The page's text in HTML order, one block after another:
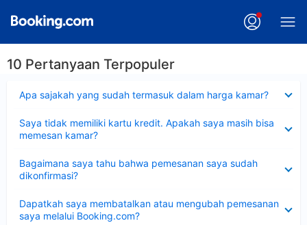
10 Pertanyaan Terpopuler
Apa sajakah yang sudah termasuk dalam harga kamar?
Saya tidak memiliki kartu kredit. Apakah saya masih bisa
memesan kamar?
Bagaimana saya tahu bahwa pemesanan saya sudah
dikonfirmasi?
Dapatkah saya membatalkan atau mengubah pemesanan
saya melalui Booking.com?